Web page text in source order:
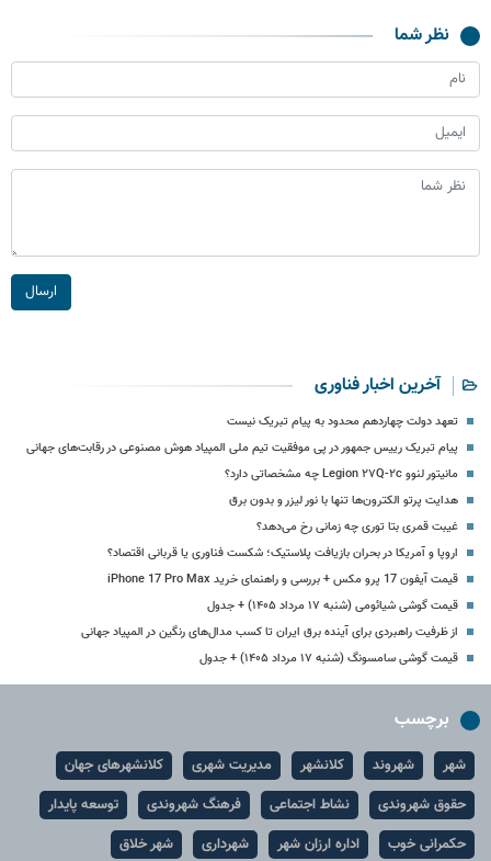
نظر شما
ارسال
آخرین اخبار فناوری
تعهد دولت چهاردهم محدود به پیام تبریک نیست
پیام تبریک رییس جمهور در پی موفقیت تیم ملی المپیاد هوش مصنوعی در رقابت‌های جهانی
مانیتور لنوو Legion ۲۷Q-۲c چه مشخصاتی دارد؟
هدایت پرتو الکترون‌ها تنها با نور لیزر و بدون برق
غیبت قمری بتا توری چه زمانی رخ می‌دهد؟
اروپا و آمریکا در بحران بازیافت پلاستیک؛ شکست فناوری یا قربانی اقتصاد؟
قیمت آیفون 17 پرو مکس + بررسی و راهنمای خرید iPhone 17 Pro Max
قیمت گوشی شیائومی (شنبه ۱۷ مرداد ۱۴۰۵) + جدول
از ظرفیت راهبردی برای آینده برق ایران تا کسب مدال‌های رنگین در المپیاد جهانی
قیمت گوشی سامسونگ (شنبه ۱۷ مرداد ۱۴۰۵) + جدول
برچسب
شهر شهروند کلانشهر مدیریت شهری
کلانشهرهای جهان
حقوق شهروندی
نشاط اجتماعی فرهنگ شهروندی
توسعه پایدار
حکمرانی خوب
اداره ارزان شهر شهرداری شهر خلاق